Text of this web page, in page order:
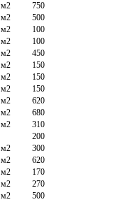
м2
750
м2
500
м2
100
м2
100
м2
450
м2
150
м2
150
м2
150
м2
620
м2
680
м2
310
200
м2
300
м2
620
м2
170
м2
270
м2
500